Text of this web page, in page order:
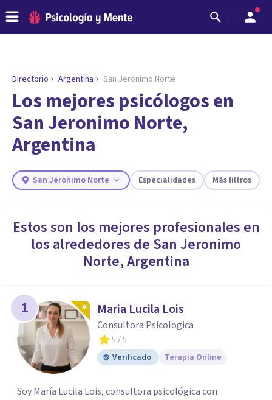
ENCONTRAR MI TERAPEUTA
¿Necesitas ayuda para encontrar el
psicólogo adecuado?
Responde a unas breves preguntas y te ofreceremos
los profesionales que más se ajustan a tus
necesidades.
Responder cuestionario
Directorio Argentina San Jeronimo Norte
Los mejores psicólogos en
San Jeronimo Norte,
Argentina
San Jeronimo Norte Especialidades Más filtros
Estos son los mejores profesionales en
los alrededores de San Jeronimo
Norte,Argentina
1 Maria Lucila Lois
Consultora Psicologica
5 / 5
Verificado
Terapia Online
Soy María Lucila Lois, consultora psicológica con